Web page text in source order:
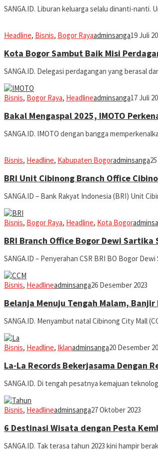
SANGA.ID. Liburan keluarga selalu dinanti-nanti.
Headline, Bisnis, Bogor Rayaadminsanga19 Juli
Kota Bogor Sambut Baik Misi
SANGA.ID. Delegasi perdagangan yang berasal
Bisnis, Bogor Raya, Headlineadminsanga17 Juli
Bakal Mengaspal 2025, IMOTO
SANGA.ID. IMOTO dengan bangga
Bisnis, Headline, Kabupaten Bogoradminsanga
BRI Unit Cibinong Branch Office
SANGA.ID – Bank Rakyat Indonesia (BRI) Unit
Bisnis, Bogor Raya, Headline, Kota Bogor
BRI Branch Office Bogor Dewi Sartika
SANGA.ID – Penyerahan CSR BRI BO Bogor
Bisnis, Headlineadminsanga26 Desember 2023
Belanja Menuju Tengah Malam, Banjir
SANGA.ID. Menyambut natal Cibinong City Mall
Bisnis, Headline, Iklanadminsanga20 Desember
La-La Records Bekerjasama Dengan
SANGA.ID. Di tengah pesatnya kemajuan
Bisnis, Headlineadminsanga27 Oktober 2023
6 Destinasi Wisata dengan Pesta
SANGA.ID. Tak terasa tahun 2023 kini hampir